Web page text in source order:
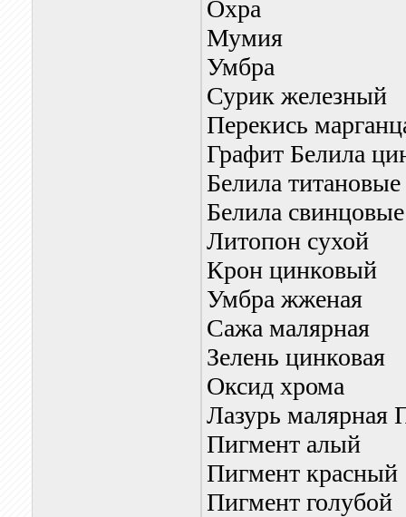
Охра
Мумия
Умбра
Сурик железный
Перекись
Графит Белила
Белила титановые
Белила свинцовые
Литопон сухой
Крон цинковый
Умбра жженая
Сажа малярная
Зелень цинковая
Оксид хрома
Лазурь малярная
Пигмент алый
Пигмент красный
Пигмент голубой